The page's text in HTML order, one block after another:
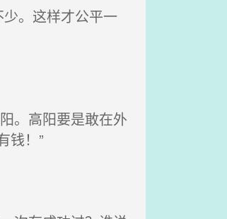
。这样才公平一
。高阳要是敢在外
钱！”